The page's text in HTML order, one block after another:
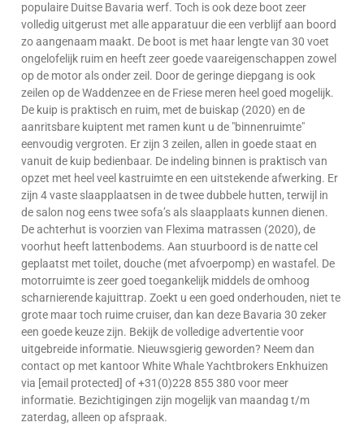
populaire Duitse Bavaria werf. Toch is ook deze boot zeer
volledig uitgerust met alle apparatuur die een verblijf aan boord
zo aangenaam maakt. De boot is met haar lengte van 30 voet
ongelofelijk ruim en heeft zeer goede vaareigenschappen zowel
op de motor als onder zeil. Door de geringe diepgang is ook
zeilen op de Waddenzee en de Friese meren heel goed mogelijk.
De kuip is praktisch en ruim, met de buiskap (2020) en de
aanritsbare kuiptent met ramen kunt u de "binnenruimte"
eenvoudig vergroten. Er zijn 3 zeilen, allen in goede staat en
vanuit de kuip bedienbaar. De indeling binnen is praktisch van
opzet met heel veel kastruimte en een uitstekende afwerking. Er
zijn 4 vaste slaapplaatsen in de twee dubbele hutten, terwijl in
de salon nog eens twee sofa’s als slaapplaats kunnen dienen.
De achterhut is voorzien van Flexima matrassen (2020), de
voorhut heeft lattenbodems. Aan stuurboord is de natte cel
geplaatst met toilet, douche (met afvoerpomp) en wastafel. De
motorruimte is zeer goed toegankelijk middels de omhoog
scharnierende kajuittrap. Zoekt u een goed onderhouden, niet te
grote maar toch ruime cruiser, dan kan deze Bavaria 30 zeker
een goede keuze zijn. Bekijk de volledige advertentie voor
uitgebreide informatie. Nieuwsgierig geworden? Neem dan
contact op met kantoor White Whale Yachtbrokers Enkhuizen
via [email protected] of +31(0)228 855 380 voor meer
informatie. Bezichtigingen zijn mogelijk van maandag t/m
zaterdag, alleen op afspraak.